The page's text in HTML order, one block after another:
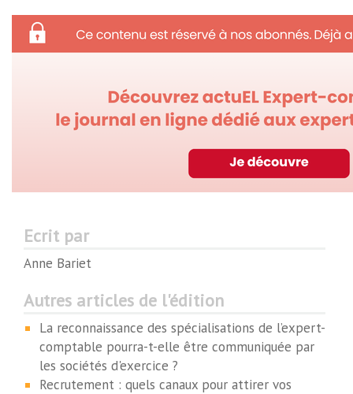
Ecrit par
Anne Bariet
Autres articles de l'édition
La reconnaissance des spécialisations de l’expert-
comptable pourra-t-elle être communiquée par
les sociétés d'exercice ?
Recrutement : quels canaux pour attirer vos